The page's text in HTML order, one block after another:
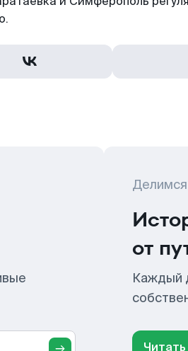
от
Каждый
Читать